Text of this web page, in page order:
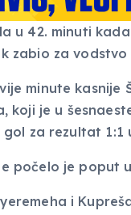
u 42. minuti
zabio za vodstvo
minute
koji je u
za rezultat 1:1
počelo je poput
i